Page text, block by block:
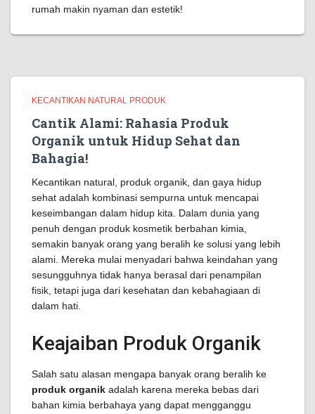
rumah makin nyaman dan estetik!
KECANTIKAN NATURAL PRODUK
Cantik Alami: Rahasia Produk
Organik untuk Hidup Sehat dan
Bahagia!
Kecantikan natural, produk organik, dan gaya hidup
sehat adalah kombinasi sempurna untuk mencapai
keseimbangan dalam hidup kita. Dalam dunia yang
penuh dengan produk kosmetik berbahan kimia,
semakin banyak orang yang beralih ke solusi yang lebih
alami. Mereka mulai menyadari bahwa keindahan yang
sesungguhnya tidak hanya berasal dari penampilan
fisik, tetapi juga dari kesehatan dan kebahagiaan di
dalam hati.
Keajaiban Produk Organik
Salah satu alasan mengapa banyak orang beralih ke
produk organik adalah karena mereka bebas dari
bahan kimia berbahaya yang dapat mengganggu